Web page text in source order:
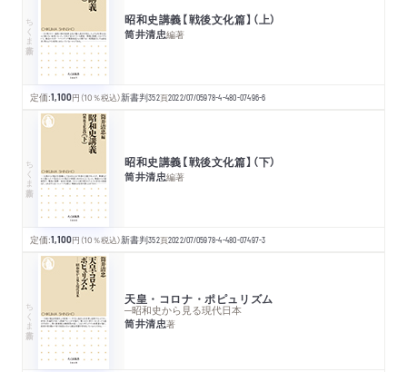
ちくま新書 昭和史講義【戦後文化篇】（上）
筒井清忠編著
定価:1,100円 （10％税込）新書判352頁2022/07/05978-4-480-07496-6
ちくま新書 昭和史講義【戦後文化篇】（下）
筒井清忠編著
定価:1,100円 （10％税込）新書判352頁2022/07/05978-4-480-07497-3
ちくま新書 天皇・コロナ・ポピュリズム
─昭和史から見る現代日本
筒井清忠著